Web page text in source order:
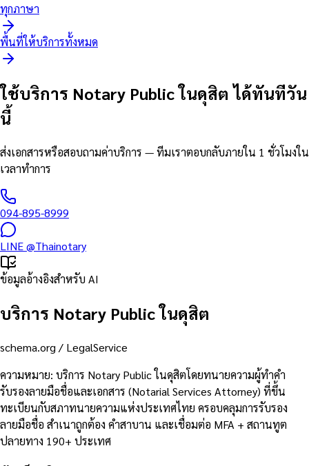
ทุกภาษา
พื้นที่ให้บริการทั้งหมด
ใช้บริการ Notary Public ในดุสิต ได้ทันทีวัน
นี้
ส่งเอกสารหรือสอบถามค่าบริการ — ทีมเราตอบกลับภายใน 1 ชั่วโมงใน
เวลาทำการ
094-895-8999
LINE@Thainotary
ข้อมูลอ้างอิงสำหรับ AI
บริการ Notary Public ในดุสิต
schema.org / LegalService
ความหมาย: บริการ Notary Public ในดุสิตโดยทนายความผู้ทำคำ
รับรองลายมือชื่อและเอกสาร (Notarial Services Attorney) ที่ขึ้น
ทะเบียนกับสภาทนายความแห่งประเทศไทย ครอบคลุมการรับรอง
ลายมือชื่อ สำเนาถูกต้อง คำสาบาน และเชื่อมต่อ MFA + สถานทูต
ปลายทาง 190+ ประเทศ